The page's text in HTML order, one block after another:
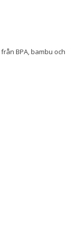
BPA, bambu och